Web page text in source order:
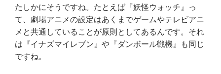
たしかにそうですね。たとえば『妖怪ウォッチ』っ
て、劇場アニメの設定はあくまでゲームやテレビアニ
メと共通していることが原則としてあるんです。それ
は『イナズマイレブン』や『ダンボール戦機』も同じ
ですね。